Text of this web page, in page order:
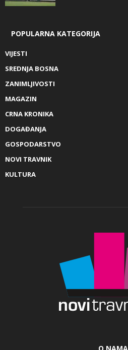
POPULARNA KATEGORIJA
VIJESTI
SREDNJA BOSNA
ZANIMLJIVOSTI
MAGAZIN
CRNA KRONIKA
DOGAĐANJA
GOSPODARSTVO
NOVI TRAVNIK
KULTURA